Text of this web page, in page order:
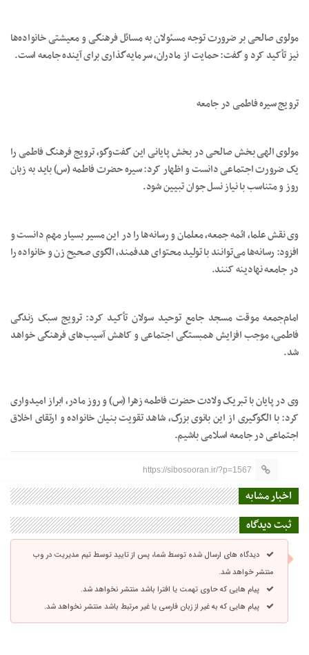
مولوی صالحی بر ضرورت توجه مسئولان به مسائل فرهنگی و معیشتی خانواده‌ها
نیز تأکید کرد و گفت: حمایت از مادران، سرمایه‌گذاری برای آینده جامعه است.
ترویج سیره فاطمی در جامعه
مولوی الهی بخش صالحی در بخش پایانی این گفت‌وگو، ترویج فرهنگ فاطمی را
یک ضرورت اجتماعی دانست و اظهار کرد: سیره حضرت فاطمه (س) باید به زبان
روز و متناسب با نیاز نسل جوان تبیین شود.
وی نقش علما، ائمه جمعه، معلمان و رسانه‌ها را در این مسیر بسیار مهم دانست و
افزود: رسانه‌ها می‌توانند با تولید محتوای هدفمند، الگوی صحیح زن و خانواده را
در جامعه نهادینه کنند.
امام‌جمعه موقت مسجد جامع توحید سولان تأکید کرد: ترویج سبک زندگی
فاطمی، موجب افزایش همبستگی اجتماعی و کاهش آسیب‌های فرهنگی خواهد
شد.
وی در پایان با تبریک ولادت حضرت فاطمه زهرا (س) و روز مادر، ابراز امیدواری
کرد: با الگوگیری از این بانوی بزرگ، شاهد تقویت بنیان خانواده و ارتقای اخلاق
اجتماعی در جامعه اسلامی باشیم.
https://sibosooran.ir/?p=1567
اخبار مشابه
ثبت دیدگاه
دیدگاه های ارسال شده توسط شما، پس از تایید توسط تیم مدیریت در وب
منتشر خواهد شد.
پیام هایی که حاوی تهمت یا افترا باشد منتشر نخواهد شد.
پیام هایی که به غیر از زبان فارسی یا غیر مرتبط باشد منتشر نخواهد شد.